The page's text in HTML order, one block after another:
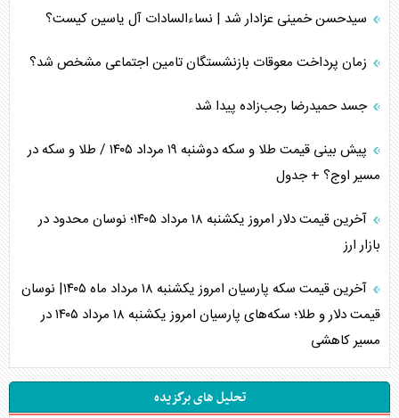
سیدحسن خمینی عزادار شد | نساءالسادات آل یاسین کیست؟
زمان پرداخت معوقات بازنشستگان تامین اجتماعی مشخص شد؟
جسد حمیدرضا رجب‌زاده پیدا شد
پیش بینی قیمت طلا و سکه دوشنبه ۱۹ مرداد ۱۴۰۵ / طلا و سکه در
مسیر اوج؟ + جدول
آخرین قیمت دلار امروز یکشنبه ۱۸ مرداد ۱۴۰۵؛ نوسان محدود در
بازار ارز
آخرین قیمت سکه پارسیان امروز یکشنبه ۱۸ مرداد ماه ۱۴۰۵| نوسان
قیمت دلار و طلا؛ سکه‌های پارسیان امروز یکشنبه ۱۸ مرداد ۱۴۰۵ در
مسیر کاهشی
تحلیل های برگزیده